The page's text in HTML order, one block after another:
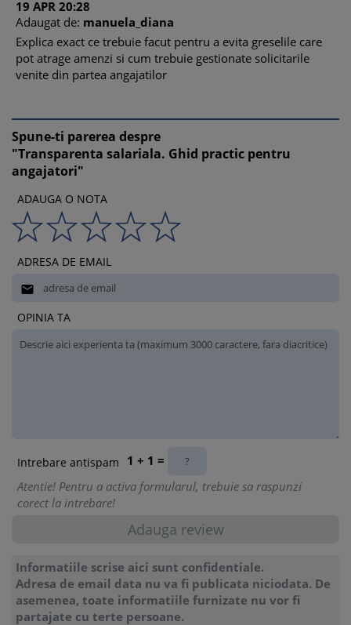
a) Model de anunt de recrutare cu salariu/interval salarial
b) Model de informare scrisa catre candidat, anterior
interviului
Capitolul 3. Dreptul salariatilor la informare
2. Obligatia angajatorului de a-i informa pe salariati cu
privire la dreptul la informare
3. Procedura informarii salariatilor
4. Model de informare a salariatilor cu privire la dreptul la
informare
Capitolul 4. Raportarea diferentelor de remunerare
1. Angajatorii obligati la raportare
2. Frecventa raportarii si termenele aplicabile
3. Informatiile care se raporteaza
indicatorilor
salariatilor si autoritati
6. Publicarea informatiilor si transmiterea raportarii catre
autoritatea competenta
Capitolul 5. Evaluarea comuna a remunerarii si
1. Cand este necesara evaluarea comuna a remunerarii
3. Justificarea diferentelor prin criterii obiective si neutre din
4. Implicarea reprezentantilor salariatilor in evaluarea
comuna
5. Stabilirea masurilor de remediere
6. Monitorizarea aplicarii masurilor de remediere
19 APR 20:28
Adaugat de: manuela_diana
Explica exact ce trebuie facut pentru a evita greselile care
pot atrage amenzi si cum trebuie gestionate solicitarile
venite din partea angajatilor
Spune-ti parerea despre
"Transparenta salariala. Ghid practic pentru
angajatori"
ADAUGA O NOTA
ADRESA DE EMAIL

OPINIA TA
Intrebare antispam
1 + 1 =
Atentie! Pentru a activa formularul, trebuie sa raspunzi
corect la intrebare!
Informatiile scrise aici sunt confidentiale.
Adresa de email data nu va fi publicata niciodata. De
asemenea, toate informatiile furnizate nu vor fi
partajate cu terte persoane.